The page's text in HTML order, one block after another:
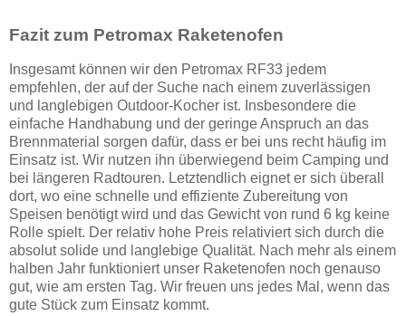
Fazit zum Petromax Raketenofen
Insgesamt können wir den Petromax RF33 jedem
empfehlen, der auf der Suche nach einem zuverlässigen
und langlebigen Outdoor-Kocher ist. Insbesondere die
einfache Handhabung und der geringe Anspruch an das
Brennmaterial sorgen dafür, dass er bei uns recht häufig im
Einsatz ist. Wir nutzen ihn überwiegend beim Camping und
bei längeren Radtouren. Letztendlich eignet er sich überall
dort, wo eine schnelle und effiziente Zubereitung von
Speisen benötigt wird und das Gewicht von rund 6 kg keine
Rolle spielt. Der relativ hohe Preis relativiert sich durch die
absolut solide und langlebige Qualität. Nach mehr als einem
halben Jahr funktioniert unser Raketenofen noch genauso
gut, wie am ersten Tag. Wir freuen uns jedes Mal, wenn das
gute Stück zum Einsatz kommt.